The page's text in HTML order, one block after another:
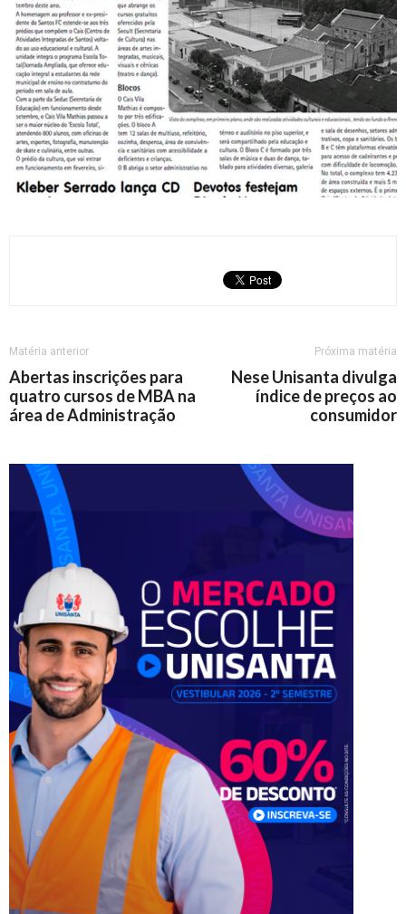
Matéria anterior
Abertas inscrições para
quatro cursos de MBA na
área de Administração
Próxima matéria
Nese Unisanta divulga
índice de preços ao
consumidor